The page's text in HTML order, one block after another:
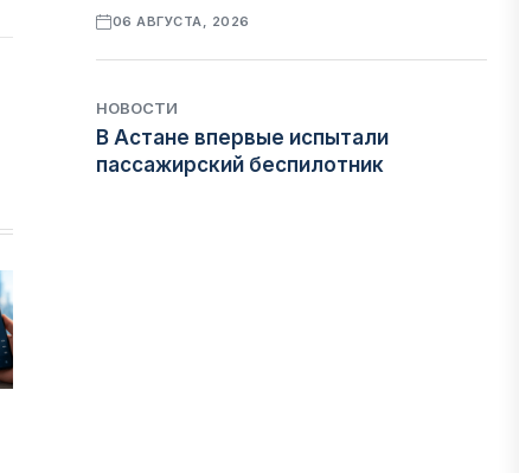
06 АВГУСТА, 2026
НОВОСТИ
В Астане впервые испытали
пассажирский беспилотник